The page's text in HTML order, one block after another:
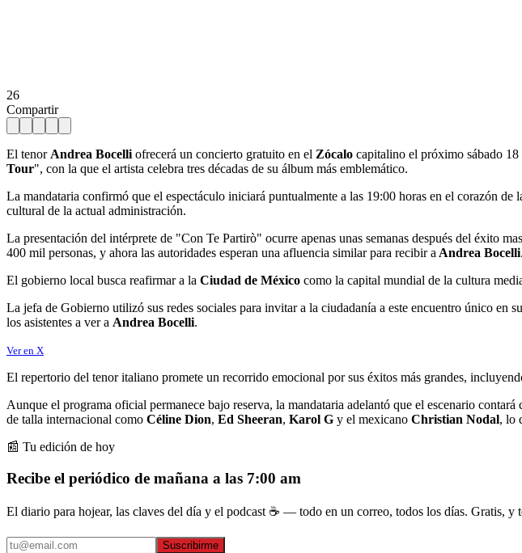
26
Compartir
El tenor Andrea Bocelli ofrecerá un concierto gratuito en el Zócalo capitalino el próximo sábado
Tour", con la que el artista celebra tres décadas de su álbum más emblemático.
La mandataria confirmó que el espectáculo iniciará puntualmente a las 19:00 horas en el corazón de
cultural de la actual administración.
La presentación del intérprete de "Con Te Partirò" ocurre apenas unas semanas después del éxito
400 mil personas, y ahora las autoridades esperan una afluencia similar para recibir a Andrea Bocelli.
El gobierno local busca reafirmar a la Ciudad de México como la capital mundial de la cultura
La jefa de Gobierno utilizó sus redes sociales para invitar a la ciudadanía a este encuentro único
los asistentes a ver a Andrea Bocelli.
Ver en X
El repertorio del tenor italiano promete un recorrido emocional por sus éxitos más grandes,
Aunque el programa oficial permanece bajo reserva, la mandataria adelantó que el escenario
de talla internacional como Céline Dion, Ed Sheeran, Karol G y el mexicano Christian Nodal, lo
📰 Tu edición de hoy
Recibe el periódico de mañana a las 7:00 am
El diario para hojear, las claves del día y el podcast ☕ — todo en un correo, todos los días. Gratis, y
Suscribirme